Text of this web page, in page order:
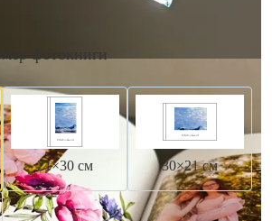
фотокниги
21×30 см 30×21 см